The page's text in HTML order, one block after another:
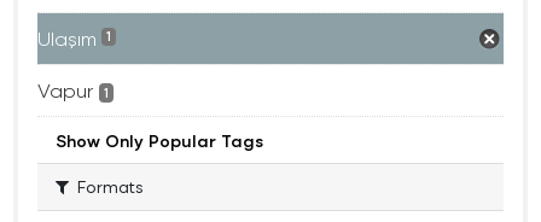
Ulaşım 1
Vapur 1
Show Only Popular Tags
Formats